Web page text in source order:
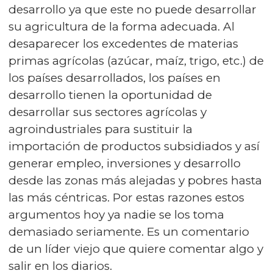
desarrollo ya que este no puede desarrollar
su agricultura de la forma adecuada. Al
desaparecer los excedentes de materias
primas agrícolas (azúcar, maíz, trigo, etc.) de
los países desarrollados, los países en
desarrollo tienen la oportunidad de
desarrollar sus sectores agrícolas y
agroindustriales para sustituir la
importación de productos subsidiados y así
generar empleo, inversiones y desarrollo
desde las zonas más alejadas y pobres hasta
las más céntricas. Por estas razones estos
argumentos hoy ya nadie se los toma
demasiado seriamente. Es un comentario
de un líder viejo que quiere comentar algo y
salir en los diarios.